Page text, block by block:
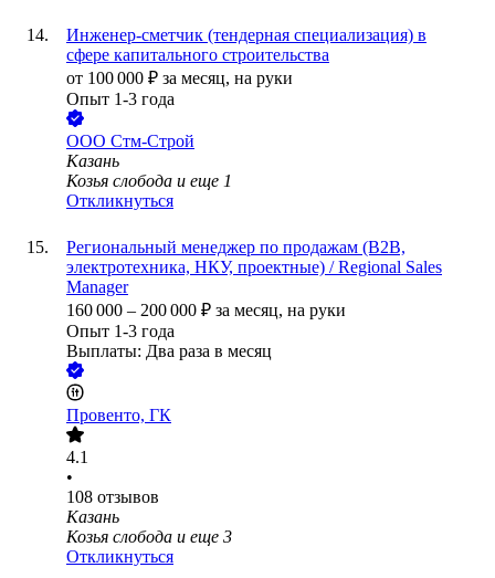
Инженер-сметчик (тендерная специализация) в
сфере капитального строительства
от 100 000 ₽ за месяц, на руки
Опыт 1-3 года
ООО Стм-Строй
Казань
Козья слобода и еще 1
Откликнуться
Региональный менеджер по продажам (B2B,
электротехника, НКУ, проектные) / Regional Sales
Manager
160 000 – 200 000 ₽ за месяц, на руки
Опыт 1-3 года
Выплаты: Два раза в месяц
Провенто, ГК
4.1
•
108 отзывов
Казань
Козья слобода и еще 3
Откликнуться